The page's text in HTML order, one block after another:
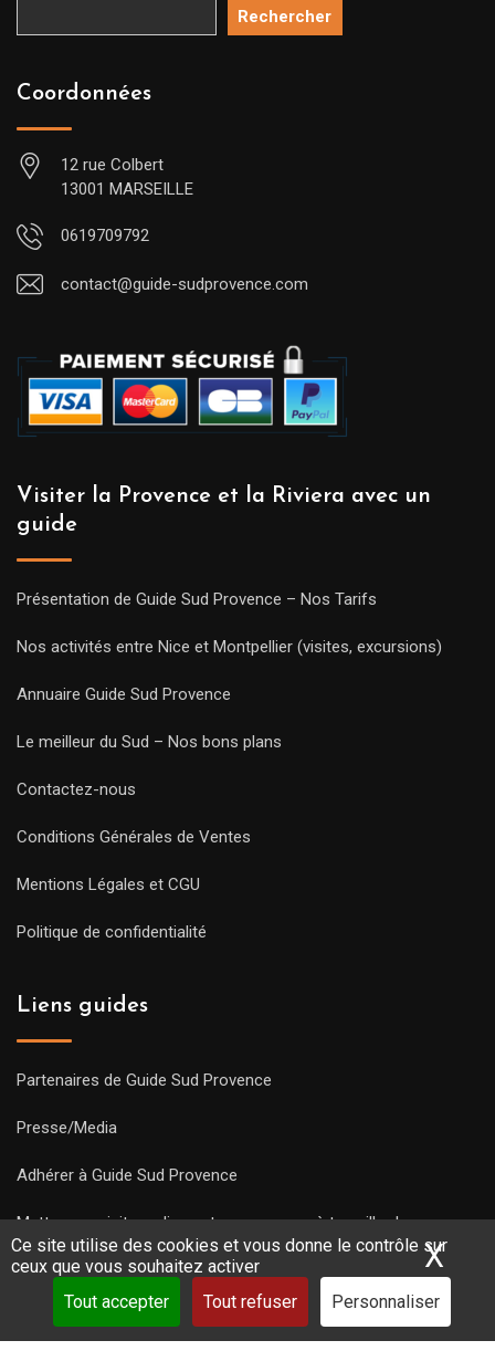
Ce site utilise des cookies et vous donne le contrôle sur
ceux que vous souhaitez activer
Tout accepter
Tout refuser Personnaliser
X
Rechercher
Coordonnées
12 rue Colbert
13001 MARSEILLE
0619709792
contact@guide-sudprovence.com
Visiter la Provence et la Riviera avec un
guide
Présentation de Guide Sud Provence – Nos Tarifs
Nos activités entre Nice et Montpellier (visites, excursions)
Annuaire Guide Sud Provence
Le meilleur du Sud – Nos bons plans
Contactez-nous
Conditions Générales de Ventes
Mentions Légales et CGU
Politique de confidentialité
Liens guides
Partenaires de Guide Sud Provence
Presse/Media
Adhérer à Guide Sud Provence
Mettre une visite en ligne et commencez à travailler !